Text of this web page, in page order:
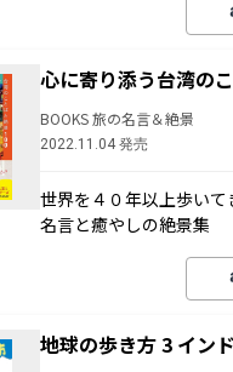
心に寄り添う台湾の
BOOKS 旅の名言＆絶景
2022.11.04 発売
世界を４０年以上歩い
名言と癒やしの絶景集
地球の歩き方 3 イン